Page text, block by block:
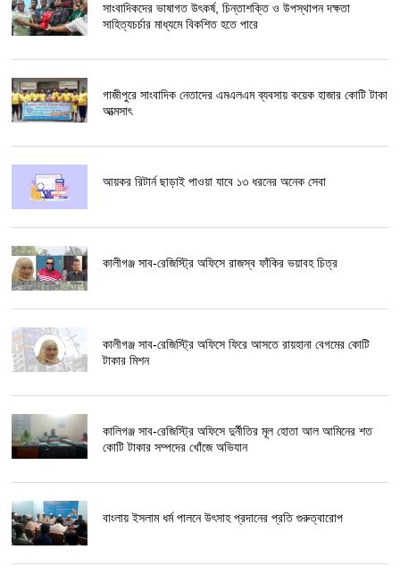
সাংবাদিকদের ভাষাগত উৎকর্ষ, চিন্তাশক্তি ও উপস্থাপন দক্ষতা
সাহিত্যচর্চার মাধ্যমে বিকশিত হতে পারে
গাজীপুরে সাংবাদিক নেতাদের এমএলএম ব্যবসায় কয়েক হাজার কোটি টাকা
আত্মসাৎ
আয়কর রিটার্ন ছাড়াই পাওয়া যাবে ১৩ ধরনের অনেক সেবা
কালীগঞ্জ সাব-রেজিস্ট্রি অফিসে রাজস্ব ফাঁকির ভয়াবহ চিত্র
কালীগঞ্জ সাব-রেজিস্ট্রি অফিসে ফিরে আসতে রায়হানা বেগমের কোটি
টাকার মিশন
কালিগঞ্জ সাব-রেজিস্ট্রি অফিসে দুর্নীতির মূল হোতা আল আমিনের শত
কোটি টাকার সম্পদের খোঁজে অভিযান
বাংলায় ইসলাম ধর্ম পালনে উৎসাহ প্রদানের প্রতি গুরুত্বারোপ